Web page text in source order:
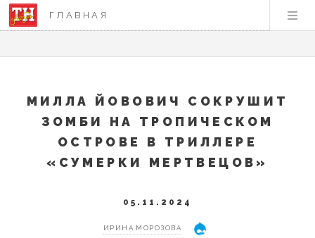
ГЛАВНАЯ
МИЛЛА ЙОВОВИЧ СОКРУШИТ
ЗОМБИ НА ТРОПИЧЕСКОМ
ОСТРОВЕ В ТРИЛЛЕРЕ
«СУМЕРКИ МЕРТВЕЦОВ»
05.11.2024
ИРИНА МОРОЗОВА